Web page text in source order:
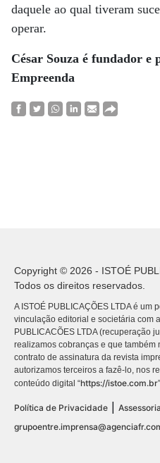
daquele ao qual tiveram
operar.
César Souza é fundador e
Empreenda
Copyright © 2026 - ISTOÉ
Todos os direitos reservados.
A ISTOÉ PUBLICAÇÕES LTDA é um
vinculação editorial e societária com
PUBLICACÕES LTDA (recuperação
realizamos cobranças e que
contrato de assinatura da revista
autorizamos terceiros a fazê-lo, nos
conteúdo digital “https://istoe.com.br
Política de Privacidade